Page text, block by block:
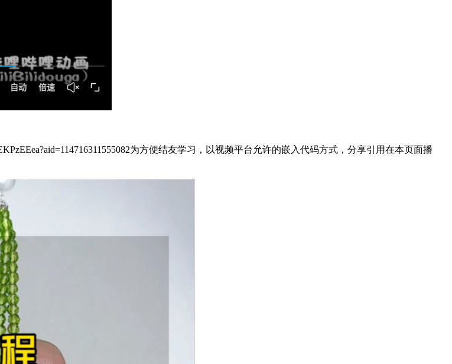
为方便结友学习，以视频平台允许的嵌入代码方式，分享引用在本页面播